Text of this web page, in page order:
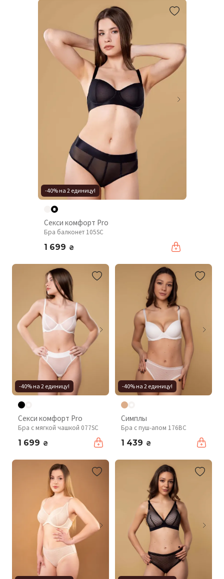
-40% на 2 единицу!
Секси комфорт Pro
Бра балконет 105SC
1 699 ₴
-40% на 2 единицу!
Секси комфорт Pro
Бра с мягкой чашкой 077SC
1 699 ₴
-40% на 2 единицу!
Симплы
Бра с пуш-апом 176BC
1 439 ₴